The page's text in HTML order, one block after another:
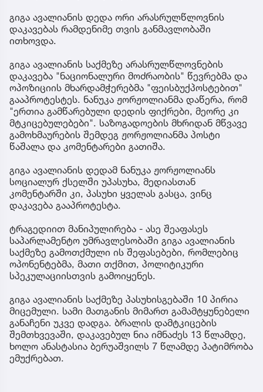
გიგა ავალიანის დედა ორი არასრულწლოვნის
დაკავებას რამდენიმე თვის განმავლობაში
ითხოვდა.
გიგა ავალიანის საქმეზე არასრულწლოვნების
დაკავება "ნაციონალური მოძრაობის" წევრებმა და
ოპოზიციის მხარდამჭერებმა "ფეისბუქპოსტებით"
გააპროტესტეს. ნანუკა ჟორჟოლიანმა დაწერა, რომ
"ერთია გამწარებული დედის ფიქრები, მეორე კი
მტკიცებულებები". საზოგადოების მხრიდან მწვავე
გამოხმაურების შემდეგ ჟორჟოლიანმა პოსტი
წაშალა და კომენტარები გათიშა.
გიგა ავალიანის დედამ ნანუკა ჟორჟოლიანს
სოციალურ ქსელში უპასუხა, მედიასთან
კომენტარში კი, პასუხი ყველას გასცა, ვინც
დაკავება გააპროტესტა.
ტრაგედიით მანიპულირება - ასე შეაფასეს
საპარლამენტო უმრავლესობაში გიგა ავალიანის
საქმეზე გამოთქმული ის შეფასებები, რომლებიც
ოპონენტებმა, მათი თქმით, პოლიტიკური
სპეკულაციისთვის გამოიყენეს.
გიგა ავალიანის საქმეზე პასუხისგებაში 10 პირია
მიცემული. სამი მათგანის მიმართ გამამტყუნებელი
განაჩენი უკვე დადგა. ბრალის დამტკიცების
შემთხვევაში, დაკავებულ ნია იმნაძეს 13 წლამდე,
ხოლო ანასტასია ბერუაშვილს 7 წლამდე პატიმრობა
ემუქრებათ.